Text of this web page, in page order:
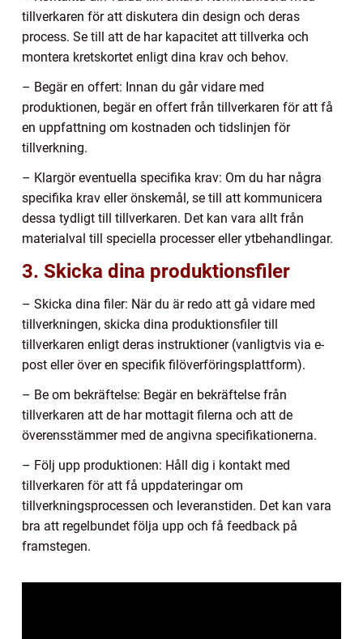
tillverkaren för att diskutera din design och deras
process. Se till att de har kapacitet att tillverka och
montera kretskortet enligt dina krav och behov.
– Begär en offert: Innan du går vidare med
produktionen, begär en offert från tillverkaren för att få
en uppfattning om kostnaden och tidslinjen för
tillverkning.
– Klargör eventuella specifika krav: Om du har några
specifika krav eller önskemål, se till att kommunicera
dessa tydligt till tillverkaren. Det kan vara allt från
materialval till speciella processer eller ytbehandlingar.
3. Skicka dina produktionsfiler
– Skicka dina filer: När du är redo att gå vidare med
tillverkningen, skicka dina produktionsfiler till
tillverkaren enligt deras instruktioner (vanligtvis via e-
post eller över en specifik filöverföringsplattform).
– Be om bekräftelse: Begär en bekräftelse från
tillverkaren att de har mottagit filerna och att de
överensstämmer med de angivna specifikationerna.
– Följ upp produktionen: Håll dig i kontakt med
tillverkaren för att få uppdateringar om
tillverkningsprocessen och leveranstiden. Det kan vara
bra att regelbundet följa upp och få feedback på
framstegen.